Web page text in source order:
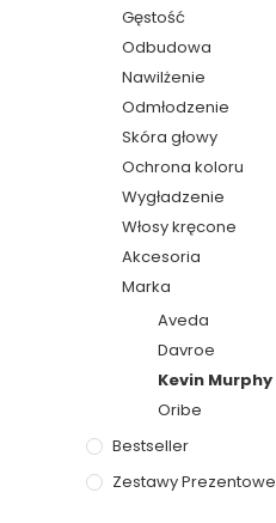
Gęstość
Odbudowa
Nawilżenie
Odmłodzenie
Skóra głowy
Ochrona koloru
Wygładzenie
Włosy kręcone
Akcesoria
Marka
Aveda
Davroe
Kevin Murphy
Oribe
Bestseller
Zestawy Prezentowe